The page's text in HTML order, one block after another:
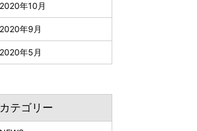
2020年10月
2020年9月
2020年5月
カテゴリー